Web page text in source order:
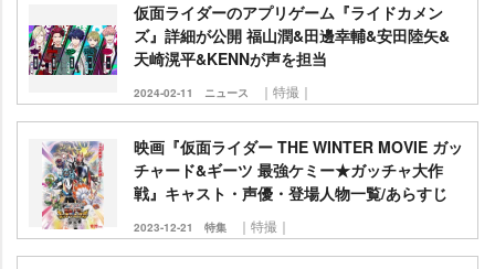
仮面ライダーのアプリゲーム『ライドカメン
ズ』詳細が公開 福山潤&田邊幸輔&安田陸矢&
天崎滉平&KENNが声を担当
2024-02-11 ニュース ｜特撮｜
映画『仮面ライダー THE WINTER MOVIE ガッ
チャード&ギーツ 最強ケミー★ガッチャ大作
戦』キャスト・声優・登場人物一覧/あらすじ
2023-12-21 特集 ｜特撮｜